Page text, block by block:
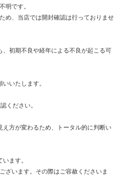
明です。
め、当店では開封確認は行っておりませ
初期不良や経年による不良が起こる可
いたします。
ください。
方が変わるため、トータル的に判断い
ます。
ざいます。その際はご容赦くださいま